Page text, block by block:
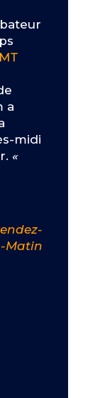
a
midi
«
Matin